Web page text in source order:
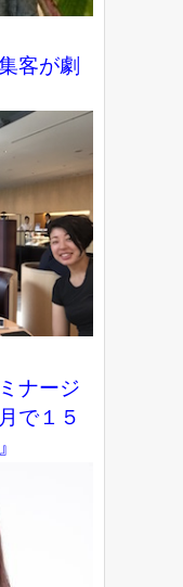
客が劇
ナージ
で１５